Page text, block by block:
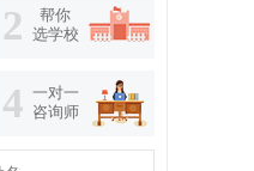
2
帮你
选学校
4 一对一
咨询师